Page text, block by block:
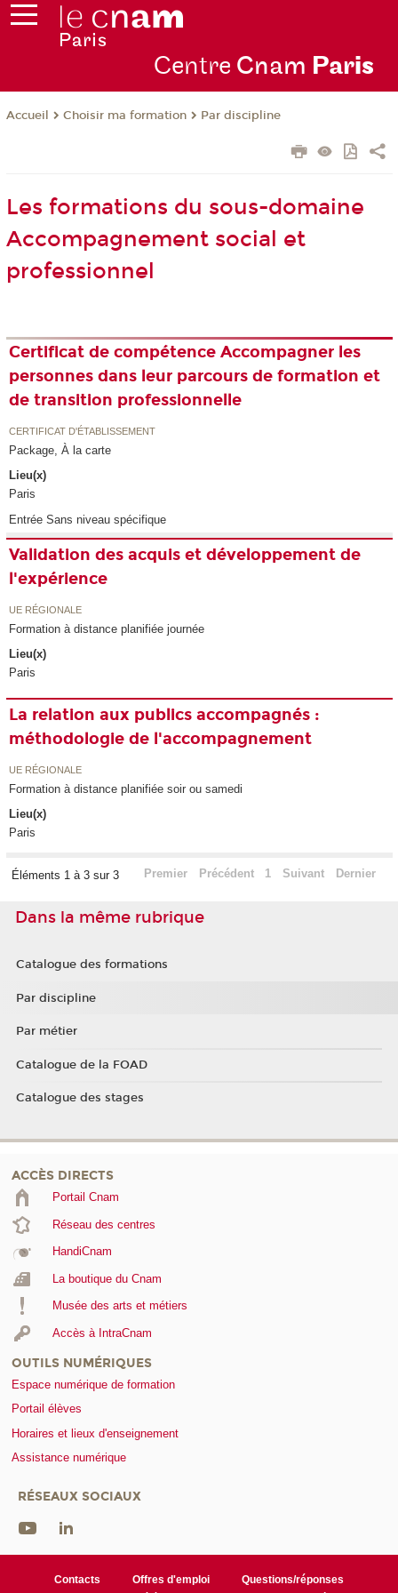
Centre Cnam Paris
Accueil Choisir ma formation Par discipline
Les formations du sous-domaine
Accompagnement social et
professionnel
Certificat de compétence Accompagner les
personnes dans leur parcours de formation et
de transition professionnelle
CERTIFICAT D'ÉTABLISSEMENT
Package, À la carte
Lieu(x)
Paris
Entrée Sans niveau spécifique
Validation des acquis et développement de
l'expérience
UE RÉGIONALE
Formation à distance planifiée journée
Lieu(x)
Paris
La relation aux publics accompagnés :
méthodologie de l'accompagnement
UE RÉGIONALE
Formation à distance planifiée soir ou samedi
Lieu(x)
Paris
Éléments 1 à 3 sur 3 Premier Précédent 1 Suivant Dernier
Dans la même rubrique
Catalogue des formations
Par discipline
Par métier
Catalogue de la FOAD
Catalogue des stages
ACCÈS DIRECTS
Portail Cnam
Réseau des centres
HandiCnam
La boutique du Cnam
Musée des arts et métiers
Accès à IntraCnam
OUTILS NUMÉRIQUES
Espace numérique de formation
Portail élèves
Horaires et lieux d'enseignement
Assistance numérique
RÉSEAUX SOCIAUX
Contacts Offres d'emploi
Questions/réponses